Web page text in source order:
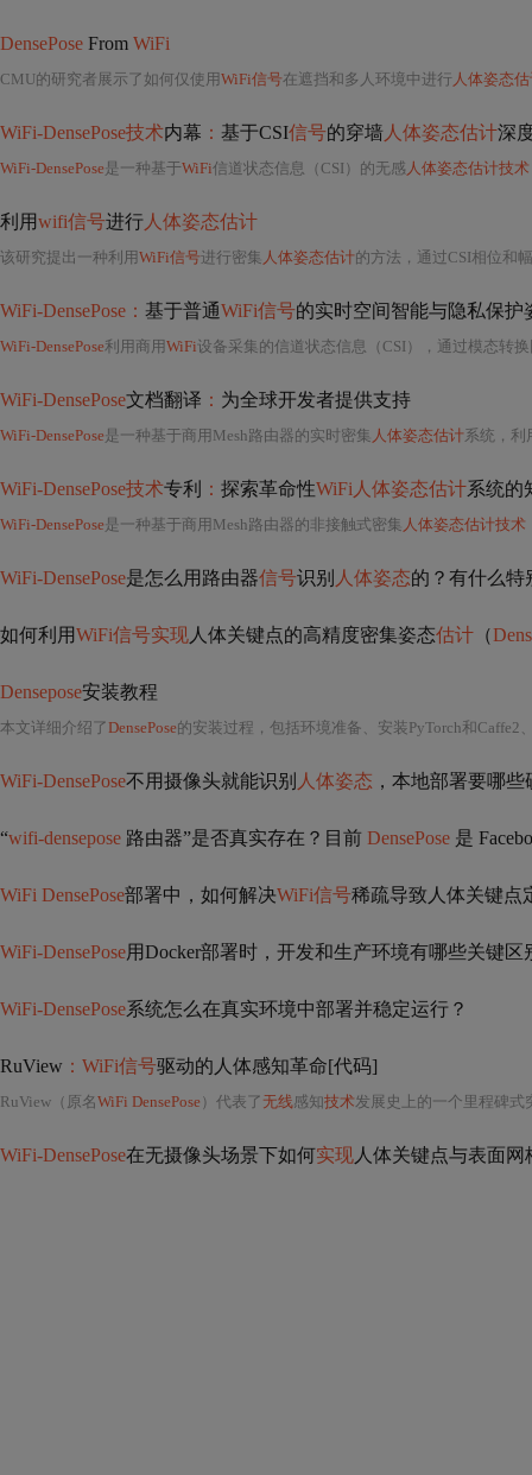
DensePose From WiFi
CMU的研究者展示了如何仅使用WiFi信号在遮挡和多人环境中进行 人体姿态
WiFi-DensePose技术内幕 ： 基于CSI信号的穿墙 人体姿态估计深
WiFi-DensePose是一种基于WiFi信道状态信息（CSI）的无感 人体姿态估计技术
利用wifi信号进行 人体姿态估计
该研究提出一种利用WiFi信号进行密集 人体姿态估计的方法，通过CSI相位和
WiFi-DensePose： 基于普通WiFi信号的实时空间智能与隐私保护
WiFi-DensePose利用商用WiFi设备采集的信道状态信息（CSI），通过模态转换网络将
WiFi-DensePose文档翻译 ： 为全球开发者提供支持
WiFi-DensePose是一种基于商用Mesh路由器的实时密集 人体姿态估计系统，利
WiFi-DensePose技术专利 ： 探索革命性WiFi人体姿态估计系统的
WiFi-DensePose是一种基于商用Mesh路由器的非接触式密集 人体姿态估计技术
WiFi-DensePose是怎么用路由器信号识别 人体姿态的？有什么特
如何利用WiFi信号实现 人体关键点的高精度密集姿态估计 （
Densepose安装教程
本文详细介绍了DensePose的安装过程，包括环境准备、安装PyTorch和Caffe2、克隆官
WiFi-DensePose不用摄像头就能识别 人体姿态 ，本地部署要哪
“wifi-densepose 路由器”是否真实存在？目前 DensePose 是
WiFi DensePose部署中，如何解决WiFi信号稀疏导致人体关键点
WiFi-DensePose用Docker部署时，开发和生产环境有哪些关键区
WiFi-DensePose系统怎么在真实环境中部署并稳定运行？
RuView ：WiFi信号驱动的人体感知革命[代码]
RuView（原名WiFi DensePose ）代表了 无线感知技术发展史上的一个里程碑式
WiFi-DensePose在无摄像头场景下如何实现 人体关键点与表面